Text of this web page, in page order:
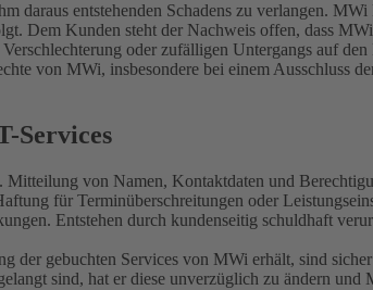
entstehenden Schadens zu verlangen.
Dem Kunden steht der Nachweis offen, dass
oder zufälligen Untergangs auf den
von MWi, insbesondere bei einem Ausschluss
Services
von Namen, Kontaktdaten und
für Terminüberschreitungen oder
Entstehen durch kundenseitig schuldhaft
der gebuchten Services von MWi erhält, sind
sind, hat er diese unverzüglich zu ändern und